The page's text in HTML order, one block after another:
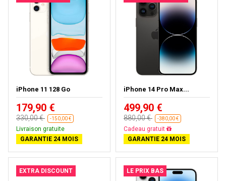
iPhone 11 128 Go
179,90 €
330,00 € -150,00 €
Livraison gratuite
GARANTIE 24 MOIS
iPhone 14 Pro Max...
499,90 €
880,00 € -380,00 €
Livraison gratuite
GARANTIE 24 MOIS
EXTRA DISCOUNT LE PRIX BAS